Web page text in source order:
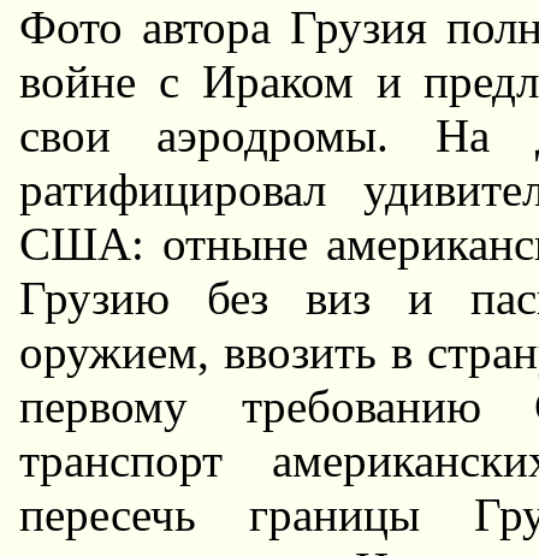
Фото автора Грузия
войне с Ираком и
свои аэродромы. Hа
ратифицировал
США: отныне
Грузию без виз и
оружием, ввозить в
первому
транспорт
пересечь границы